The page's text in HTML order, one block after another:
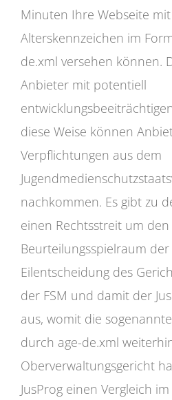
Minuten Ihre Webseite
Alterskennzeichen im
de.xml versehen können.
Anbieter mit potentiell
diese Weise können
Verpflichtungen aus dem
nachkommen. Es gibt zu
einen Rechtsstreit um den
Beurteilungsspielraum der
Eilentscheidung des
der FSM und damit der
aus, womit die
durch age-de.xml
Oberverwaltungsgericht
JusProg einen Vergleich